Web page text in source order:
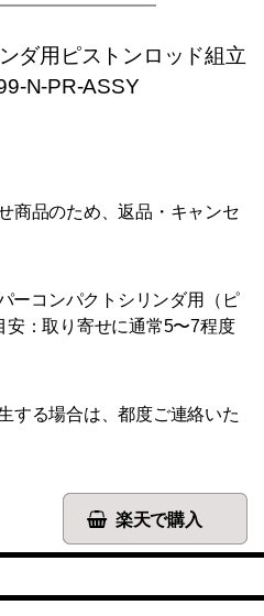
ダ用ピストンロッド組立
N-PR-ASSY
商品のため、返品・キャンセ
ーコンパクトシリンダ用（ピ
安：取り寄せに通常5〜7程度
する場合は、都度ご連絡いた
楽天で購入